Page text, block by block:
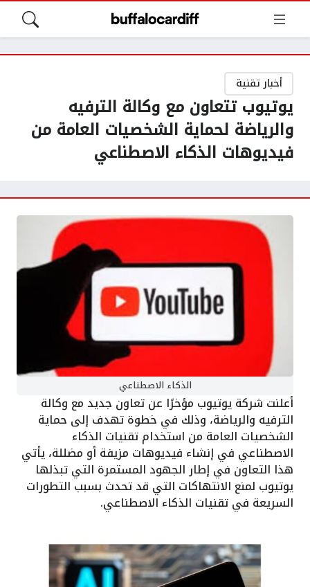
أخبار تقنية
يوتيوب تتعاون مع وكالة الترفيه
والرياضة لحماية الشخصيات العامة من
فيديوهات الذكاء الاصطناعي
الذكاء الاصطناعي
أعلنت شركة يوتيوب مؤخرًا عن تعاون جديد مع وكالة
الترفيه والرياضة، وذلك في خطوة تهدف إلى حماية
الشخصيات العامة من استخدام تقنيات الذكاء
الاصطناعي في إنشاء فيديوهات مزيفة أو مضللة، يأتي
هذا التعاون في إطار الجهود المستمرة التي تبذلها
يوتيوب لمنع الانتهاكات التي قد تحدث بسبب التطورات
السريعة في تقنيات الذكاء الاصطناعي.